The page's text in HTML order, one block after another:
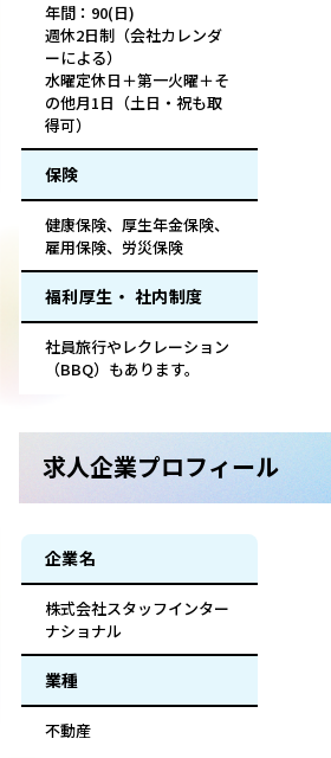
年間：90(日)
週休2日制（会社カレンダ
ーによる）
水曜定休日＋第一火曜＋そ
の他月1日（土日・祝も取
得可）
保険
健康保険、厚生年金保険、
雇用保険、労災保険
福利厚生・ 社内制度
社員旅行やレクレーション
（BBQ）もあります。
求人企業プロフィール
企業名
株式会社スタッフインター
ナショナル
業種
不動産